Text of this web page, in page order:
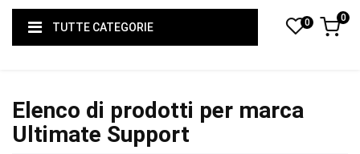
TUTTE CATEGORIE 0 0
Elenco di prodotti per marca
Ultimate Support